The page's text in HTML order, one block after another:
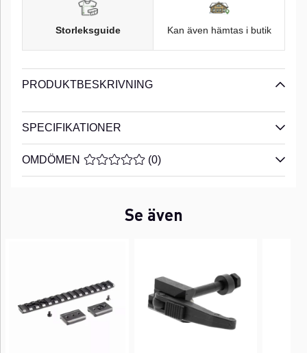
Storleksguide Kan även hämtas i butik
PRODUKTBESKRIVNING
SPECIFIKATIONER
OMDÖMEN MEDELBETYG 0 AV 5 ANTAL BETYG 0
(0)
Se även